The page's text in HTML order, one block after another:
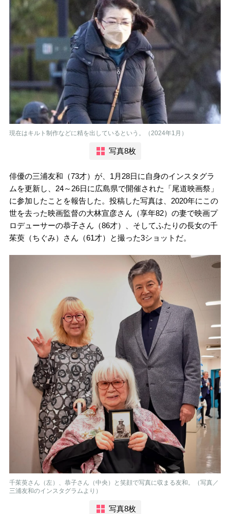
現在はキルト制作などに精を出しているという。（2024年1月）
写真8枚
俳優の三浦友和（73才）が、1月28日に自身のインスタグラ
ムを更新し、24～26日に広島県で開催された「尾道映画祭」
に参加したことを報告した。投稿した写真は、2020年にこの
世を去った映画監督の大林宣彦さん（享年82）の妻で映画プ
ロデューサーの恭子さん（86才）、そしてふたりの長女の千
茱萸（ちぐみ）さん（61才）と撮った3ショットだ。
千茱萸さん（左）、恭子さん（中央）と笑顔で写真に収まる友和。（写真／
三浦友和のインスタグラムより）
写真8枚